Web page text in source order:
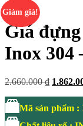
Giảm giá!
Giá
Inox 304
2.660.000₫ Giá
Mã sản phẩm :